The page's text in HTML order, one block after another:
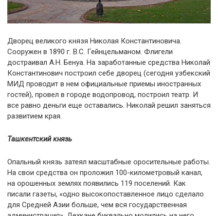
Дворец великого князя Николая Константиновича.
Сооружен в 1890 г. B.C. Гейнцельманом. Флигели
достраивал А.Н. Бенуа. На заработанные средства Николай
Константинович построил себе дворец (сегодня узбекский
МИД проводит в нем официальные приемы иностранных
гостей), провел в городе водопровод, построил театр. И
все равно деньги еще оставались. Николай решил заняться
развитием края.
Ташкентский князь
Опальный князь затеял масштабные оросительные работы.
На свои средства он проложил 100-километровый канал,
на орошенных землях появились 119 поселений. Как
писали газеты, «одно высокопоставленное лицо сделало
для Средней Азии больше, чем вся государственная